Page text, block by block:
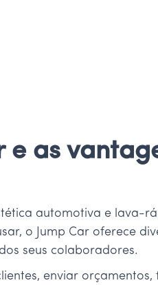
e as
automotiva e lava-
o Jump Car oferece
seus colaboradores.
enviar